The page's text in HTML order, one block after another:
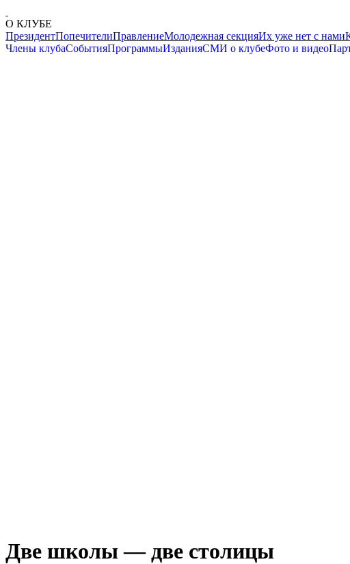
О КЛУБЕ
ПрезидентПопечителиПравлениеМолодежная секцияИх уже нет с нами
Члены клубаСобытияПрограммыИзданияСМИ о клубеФото и видео
Две школы — две столицы